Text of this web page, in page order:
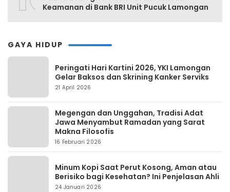
Keamanan di Bank BRI Unit Pucuk Lamongan
GAYA HIDUP
Peringati Hari Kartini 2026, YKI Lamongan
Gelar Baksos dan Skrining Kanker Serviks
21 April 2026
Megengan dan Unggahan, Tradisi Adat
Jawa Menyambut Ramadan yang Sarat
Makna Filosofis
16 Februari 2026
Minum Kopi Saat Perut Kosong, Aman atau
Berisiko bagi Kesehatan? Ini Penjelasan Ahli
24 Januari 2026